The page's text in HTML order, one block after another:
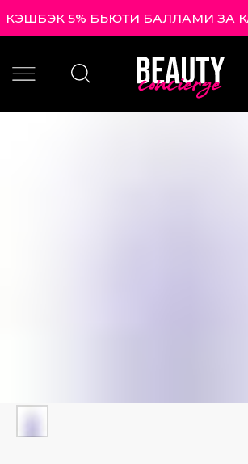
КЭШБЭК 5% БЬЮТИ БАЛЛАМИ ЗА КАЖДЫЙ ЗАК|